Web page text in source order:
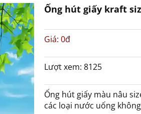
Ống hút giấy kraft
Giá: 0đ
Lượt xem: 8125
Ống hút giấy màu nâu
các loại nước uống